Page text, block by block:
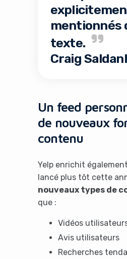
mentionnés
texte.
Craig
Un feed
de nouveaux
contenu
Yelp enrichit
lancé plus tôt cette
nouveaux types de
que :
Vidéos
Avis utilisateurs
Recherches